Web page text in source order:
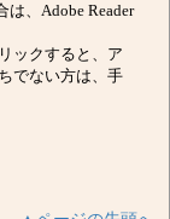
、Adobe Reader
ックすると、ア
でない方は、手